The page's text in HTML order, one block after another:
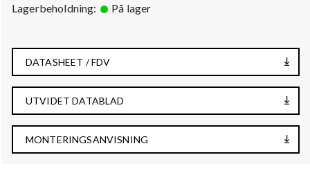
Lagerbeholdning: På lager
DATASHEET / FDV
UTVIDET DATABLAD
MONTERINGSANVISNING